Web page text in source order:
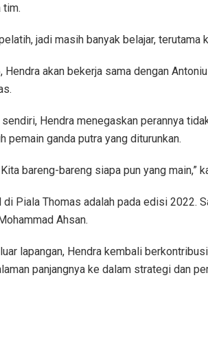
tim.
jadi masih banyak belajar, terutama
Hendra akan bekerja sama dengan
Hendra menegaskan perannya
pemain ganda putra yang diturunkan.
bareng-bareng siapa pun yang main,”
di Piala Thomas adalah pada edisi 2022.
Ahsan.
lapangan, Hendra kembali
panjangnya ke dalam strategi dan